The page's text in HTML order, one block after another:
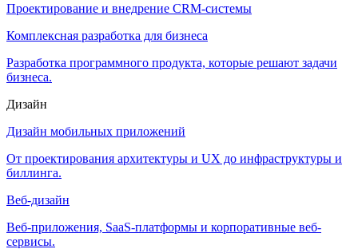
Проектирование и внедрение CRM-системы
Комплексная разработка для бизнеса
Разработка программного продукта, которые решают задачи
бизнеса.
Дизайн
Дизайн мобильных приложений
От проектирования архитектуры и UX до инфраструктуры и
биллинга.
Веб-дизайн
Веб-приложения, SaaS-платформы и корпоративные веб-
сервисы.